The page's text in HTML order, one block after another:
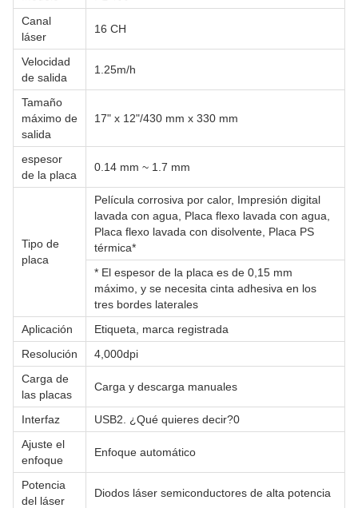
Canal
láser
16 CH
Velocidad
de salida
1.25m/h
Tamaño
máximo de
salida
17" x 12"/430 mm x 330 mm
espesor
de la placa
0.14 mm ~ 1.7 mm
Tipo de
placa
Película corrosiva por calor, Impresión digital
lavada con agua, Placa flexo lavada con agua,
Placa flexo lavada con disolvente, Placa PS
térmica*
* El espesor de la placa es de 0,15 mm
máximo, y se necesita cinta adhesiva en los
tres bordes laterales
Aplicación
Etiqueta, marca registrada
Resolución
4,000dpi
Carga de
las placas
Carga y descarga manuales
Interfaz
USB2. ¿Qué quieres decir?0
Ajuste el
enfoque
Enfoque automático
Potencia
del láser
Diodos láser semiconductores de alta potencia